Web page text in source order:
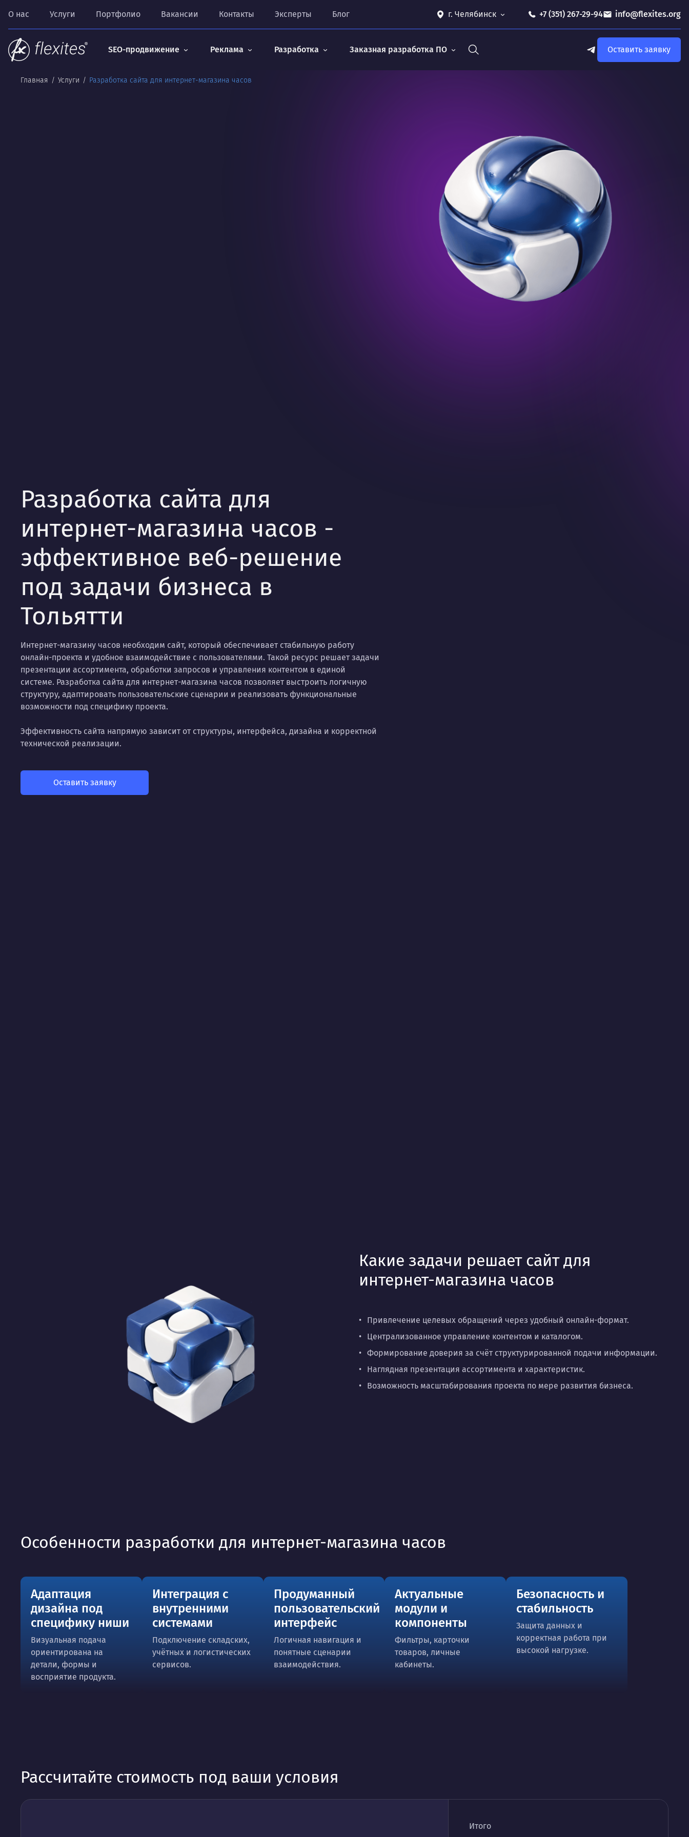
О нас Услуги Портфолио Вакансии Контакты Эксперты Блог г. Челябинск +7 (351) 267-29-94 info@flexites.org
SEO-продвижение Реклама Разработка Заказная разработка ПО Оставить заявку
Главная Услуги Разработка сайта для интернет-магазина часов
Разработка сайта для
интернет-магазина часов -
эффективное веб-решение
под задачи бизнеса в
Тольятти
Интернет-магазину часов необходим сайт, который обеспечивает стабильную работу
онлайн-проекта и удобное взаимодействие с пользователями. Такой ресурс решает задачи
презентации ассортимента, обработки запросов и управления контентом в единой
системе. Разработка сайта для интернет-магазина часов позволяет выстроить логичную
структуру, адаптировать пользовательские сценарии и реализовать функциональные
возможности под специфику проекта.
Эффективность сайта напрямую зависит от структуры, интерфейса, дизайна и корректной
технической реализации.
Оставить заявку
Какие задачи решает сайт для
интернет-магазина часов
Привлечение целевых обращений через удобный онлайн-формат.
Централизованное управление контентом и каталогом.
Формирование доверия за счёт структурированной подачи информации.
Наглядная презентация ассортимента и характеристик.
Возможность масштабирования проекта по мере развития бизнеса.
Особенности разработки для интернет-магазина часов
Адаптация
дизайна под
специфику ниши
Визуальная подача
ориентирована на
детали, формы и
восприятие продукта.
Интеграция с
внутренними
системами
Подключение складских,
учётных и логистических
сервисов.
Продуманный
пользовательский
интерфейс
Логичная навигация и
понятные сценарии
взаимодействия.
Актуальные
модули и
компоненты
Фильтры, карточки
товаров, личные
кабинеты.
Безопасность и
стабильность
Защита данных и
корректная работа при
высокой нагрузке.
Рассчитайте стоимость под ваши условия
Итого